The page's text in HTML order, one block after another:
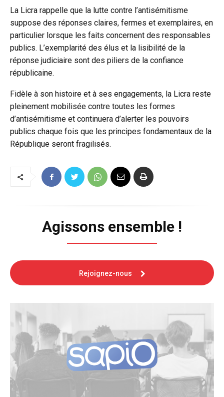
La Licra rappelle que la lutte contre l’antisémitisme
suppose des réponses claires, fermes et exemplaires, en
particulier lorsque les faits concernent des responsables
publics. L’exemplarité des élus et la lisibilité de la
réponse judiciaire sont des piliers de la confiance
républicaine.
Fidèle à son histoire et à ses engagements, la Licra reste
pleinement mobilisée contre toutes les formes
d’antisémitisme et continuera d’alerter les pouvoirs
publics chaque fois que les principes fondamentaux de la
République seront fragilisés.
Agissons ensemble !
Rejoignez-nous